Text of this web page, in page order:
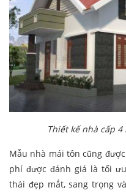
Thiết kế nhà cấp
Mẫu nhà mái tôn cũng
phí được đánh giá là tối
thái đẹp mắt, sang trọng